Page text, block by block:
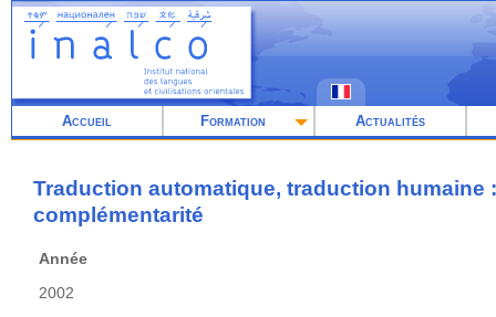
Aller
contenu
Accueil Formation Actualités
Traduction automatique, traduction humaine
complémentarité
Année
2002